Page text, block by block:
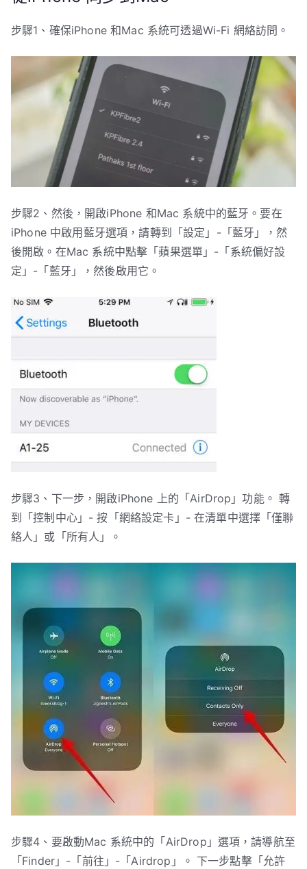
步驟1、確保iPhone 和Mac 系統可透過Wi-Fi 網絡訪問。
步驟2、然後，開啟iPhone 和Mac 系統中的藍牙。要在
iPhone 中啟用藍牙選項，請轉到「設定」-「藍牙」，然
後開啟。在Mac 系統中點擊「蘋果選單」-「系統偏好設
定」-「藍牙」，然後啟用它。
步驟3、下一步，開啟iPhone 上的「AirDrop」功能。 轉
到「控制中心」- 按「網絡設定卡」- 在清單中選擇「僅聯
絡人」或「所有人」。
步驟4、要啟動Mac 系統中的「AirDrop」選項，請導航至
「Finder」-「前往」-「Airdrop」。 下一步點擊「允許